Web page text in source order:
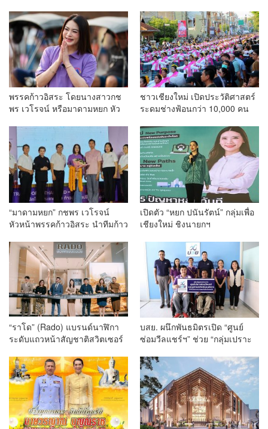
พรรคก้าวอิสระ โดยนางสาวกช
พร เวโรจน์ หรือมาดามหยก หัว
สามัญประจำปี 2568 พรรคก้าว
อิสระ ครั้งที่ 1/2568 โ
ชาวเชียงใหม่ เปิดประวัติศาสตร์
ระดมช่างฟ้อนกว่า 10,000 คน
World Records สำเร็จทำลาย
สถิติ 7,218 คน เฉลิมฉลองใน
วาระครบรอบ 729 ปีแห่งการ
สถาปนาเมืองเชียงใหม่
“มาดามหยก” กชพร เวโรจน์
หัวหน้าพรรคก้าวอิสระ นำทีมก้าว
ทอง” ชิงนายกเทศมนตรีนคร
เชียงใหม่พร้อม ผู้สมัคร สท.ครบ4
เขต
เปิดตัว “หยก ปนันรัตน์” กลุ่มเพื่อ
เชียงใหม่ ชิงนายกฯ
ทุกวัย พร้อมผู้สมัคร สท.ครบทุก
แขวง
“ราโด” (Rado) แบรนด์นาฬิกา
ระดับแถวหน้าสัญชาติสวิตเซอร์
แรกในประเทศไทย
บสย. ผนึกพันธมิตรเปิด “ศูนย์
ซ่อมวีลแชร์ฯ” ช่วย “กลุ่มเปราะ
แชร์ ฟรี! ให้คนพิการ เร่งฟื้นฟู
คุณภาพชีวิตหลังน้ำลด